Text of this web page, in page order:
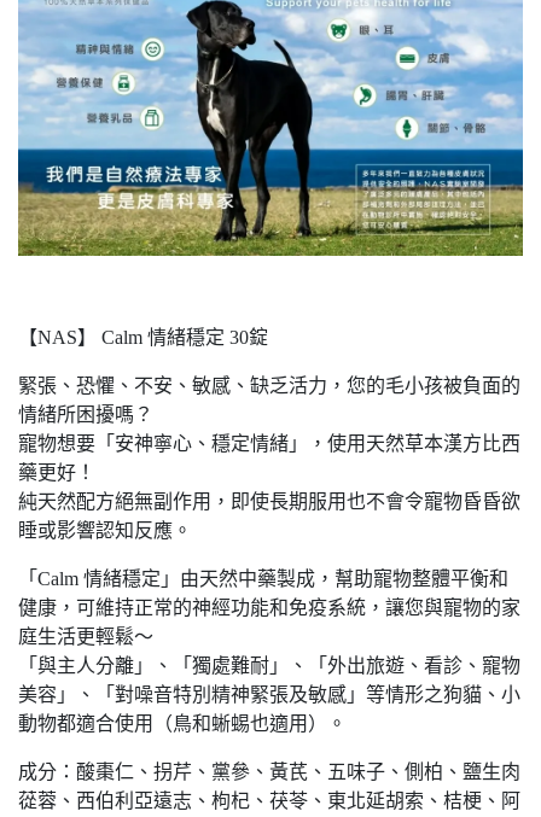
【NAS】 Calm 情緒穩定 30錠
緊張、恐懼、不安、敏感、缺乏活力，您的毛小孩被負面的
情緒所困擾嗎？
寵物想要「安神寧心、穩定情緒」，使用天然草本漢方比西
藥更好！
純天然配方絕無副作用，即使長期服用也不會令寵物昏昏欲
睡或影響認知反應。
「Calm 情緒穩定」由天然中藥製成，幫助寵物整體平衡和
健康，可維持正常的神經功能和免疫系統，讓您與寵物的家
庭生活更輕鬆～
「與主人分離」、「獨處難耐」、「外出旅遊、看診、寵物
美容」、「對噪音特別精神緊張及敏感」等情形之狗貓、小
動物都適合使用（鳥和蜥蜴也適用）。
成分：酸棗仁、拐芹、黨參、黃芪、五味子、側柏、鹽生肉
蓯蓉、西伯利亞遠志、枸杞、茯苓、東北延胡索、桔梗、阿